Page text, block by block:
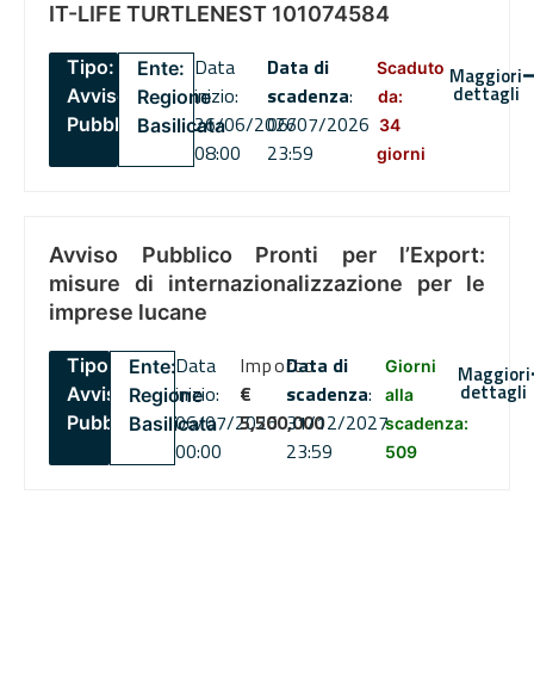
IT-LIFE TURTLENEST 101074584
Tipo:
Avviso
Pubblico
Ente:
Regione
Basilicata
Data
inizio:
26/06/2026
08:00
Data di
scadenza:
06/07/2026
23:59
Scaduto
da:
34
giorni
Maggiori
dettagli
Avviso Pubblico Pronti per l’Export:
misure di internazionalizzazione per le
imprese lucane
Tipo:
Avviso
Pubblico
Ente:
Regione
Basilicata
Data
inizio:
06/07/2026
00:00
Importo
€
5,500,000
Data di
scadenza:
31/12/2027
23:59
Giorni
alla
scadenza:
509
Maggiori
dettagli